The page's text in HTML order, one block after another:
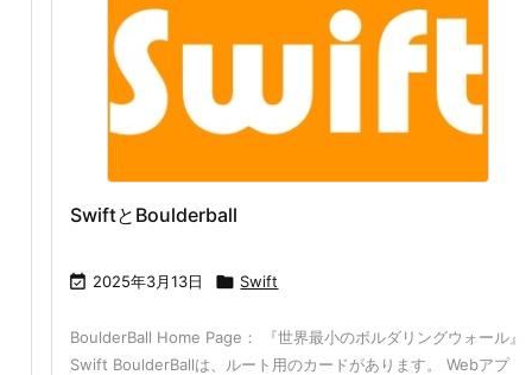
SwiftとBoulderball
 2025年3月13日  Swift
BoulderBall Home Page： 『世界最小のボルダリングウォール』
Swift BoulderBallは、ルート用のカードがあります。 Webアプ